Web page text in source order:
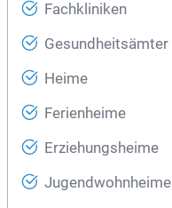
Fachkliniken
Gesundheitsämter
Heime
Ferienheime
Erziehungsheime
Jugendwohnheime